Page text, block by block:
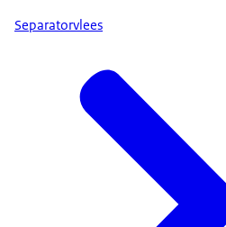
Separatorvlees